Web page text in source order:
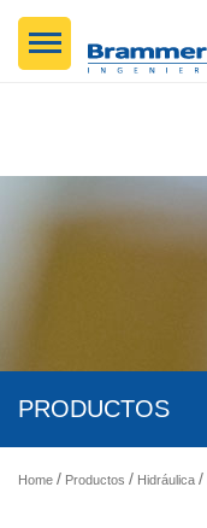
PRODUCTOS
Home Productos Hidráulica